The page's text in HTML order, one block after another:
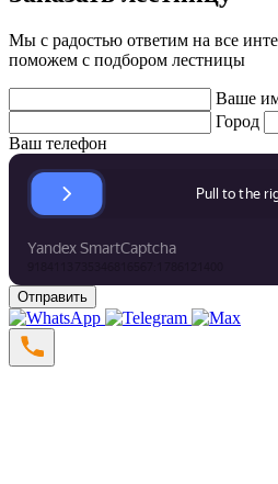
Мы с радостью ответим на все
поможем с подбором лестницы
Ваше
Город
Ваш телефон